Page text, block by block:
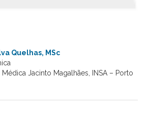
Quelhas, MSc
Jacinto Magalhães, INSA – Porto